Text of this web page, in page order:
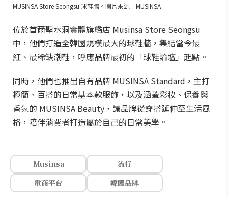
MUSINSA Store Seongsu 球鞋牆。圖片來源｜MUSINSA
位於首爾聖水洞實體旗艦店 Musinsa Store Seongsu
中，他們打造全韓國規模最大的球鞋牆，集結當今最
紅、最稀缺潮鞋，呼應品牌最初的「球鞋論壇」起點。
同時，他們也推出自有品牌 MUSINSA Standard，主打
極簡、百搭的日常基本款服飾，以及涵蓋彩妝、保養與
香氛的 MUSINSA Beauty，讓品牌從穿搭延伸至生活風
格，陪伴消費者打造屬於自己的日常美學。
Musinsa
流行
電商平台
韓國品牌